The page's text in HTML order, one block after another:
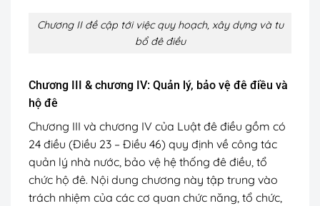
Chương II đề cập tới việc quy hoạch, xây dựng và tu
bổ đê điều
Chương III & chương IV: Quản lý, bảo vệ đê điều và
hộ đê
Chương III và chương IV của Luật đê điều gồm có
24 điều (Điều 23 – Điều 46) quy định về công tác
quản lý nhà nước, bảo vệ hệ thống đê điều, tổ
chức hộ đê. Nội dung chương này tập trung vào
trách nhiệm của các cơ quan chức năng, tổ chức,